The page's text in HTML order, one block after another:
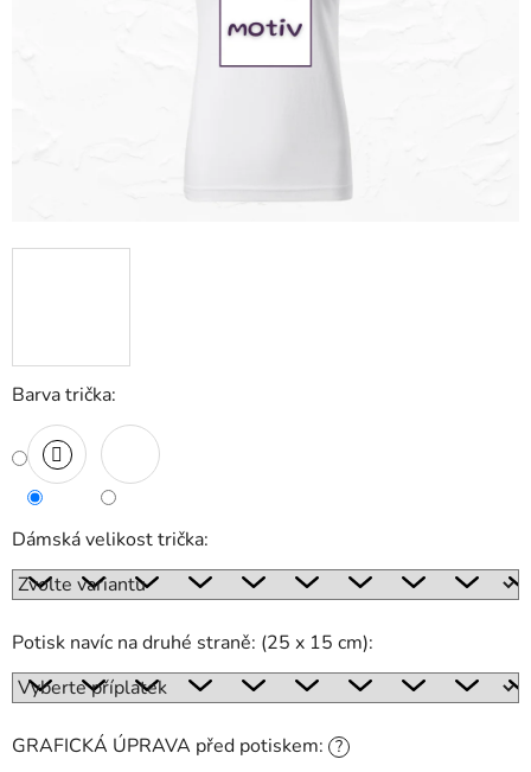
Barva trička:
Dámská velikost trička:
Potisk navíc na druhé straně: (25 x 15 cm):
GRAFICKÁ ÚPRAVA před potiskem: ?